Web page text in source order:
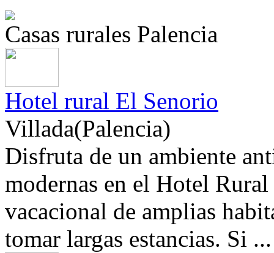
Casas rurales Palencia
Hotel rural El Senorio
Villada(Palencia)
Disfruta de un ambiente
modernas en el Hotel
vacacional de amplias
tomar largas estancias. Si ...